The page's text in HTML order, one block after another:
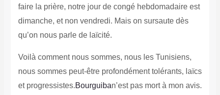
faire la prière, notre jour de congé hebdomadaire est
dimanche, et non vendredi. Mais on sursaute dès
qu’on nous parle de laïcité.
Voilà comment nous sommes, nous les Tunisiens,
nous sommes peut-être profondément tolérants, laïcs
et progressistes.Bourguiban’est pas mort à mon avis.